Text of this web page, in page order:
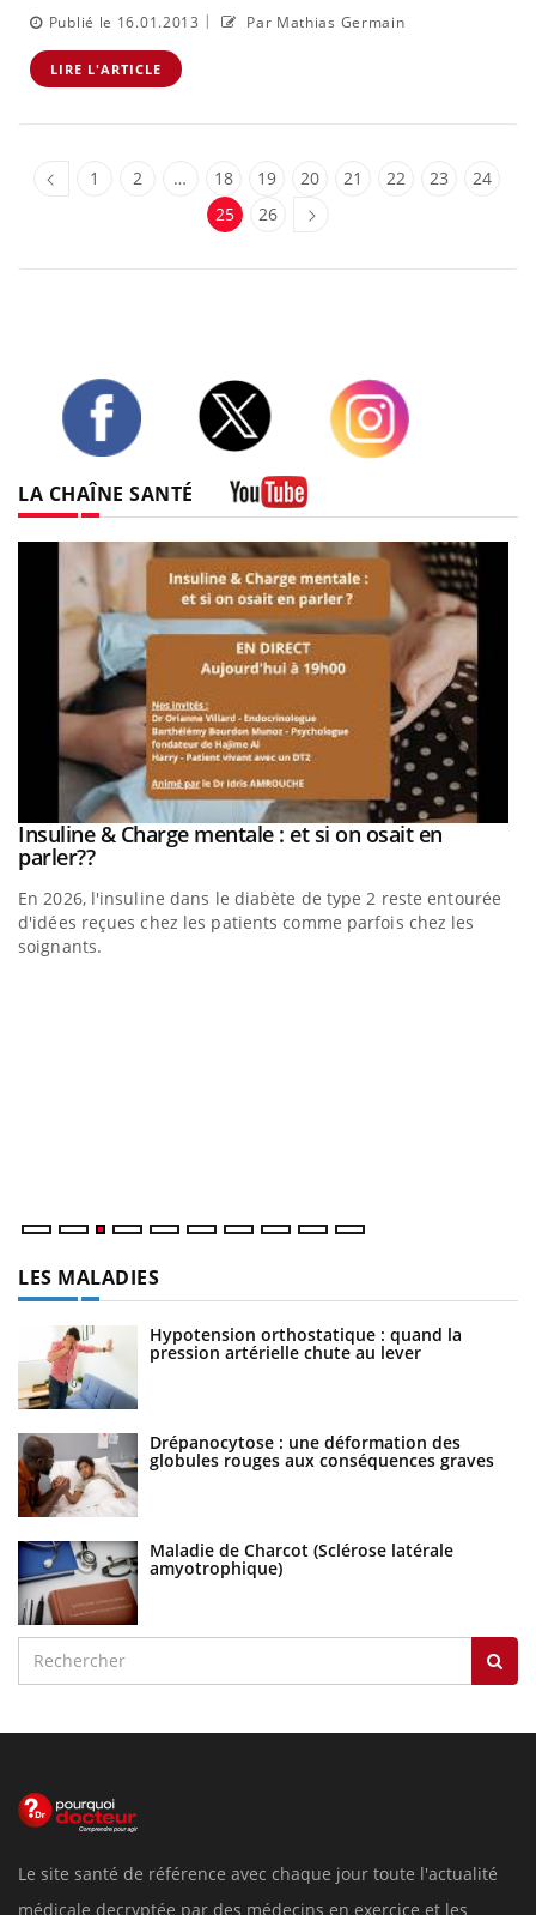
Publié le 16.01.2013 | Par Mathias Germain
LIRE L'ARTICLE
1 2 … 18 19 20 21 22 23
24
25
26
LA CHAÎNE SANTÉ
Youtube
Insuline & Charge mentale : et si on osait en
parler??Youtube
En 2026, l'insuline dans le diabète de type 2 reste entourée
d'idées reçues chez les patients comme parfois chez les
soignants.
LES MALADIES
Hypotension orthostatique : quand la
pression artérielle chute au lever
Drépanocytose : une déformation des
globules rouges aux conséquences graves
Maladie de Charcot (Sclérose latérale
amyotrophique)
Le site santé de référence avec chaque jour toute l'actualité
médicale decryptée par des médecins en exercice et les